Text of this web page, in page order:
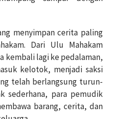
menyimpan cerita paling
Dari Ulu Mahakam
kembali lagi ke pedalaman,
kelotok, menjadi saksi
telah berlangsung turun-
sederhana, para pemudik
barang, cerita, dan